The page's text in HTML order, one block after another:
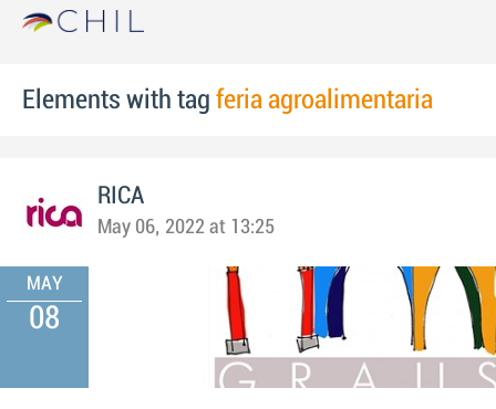
Elements with tag feria agroalimentaria
RICA
May 06, 2022 at 13:25
MAY
08